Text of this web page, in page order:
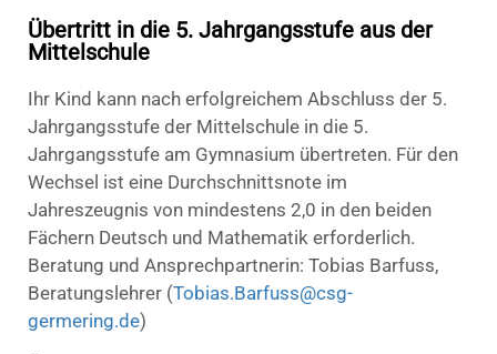
Übertritt in die 5. Jahrgangsstufe aus der
Mittelschule
Ihr Kind kann nach erfolgreichem Abschluss der 5.
Jahrgangsstufe der Mittelschule in die 5.
Jahrgangsstufe am Gymnasium übertreten. Für den
Wechsel ist eine Durchschnittsnote im
Jahreszeugnis von mindestens 2,0 in den beiden
Fächern Deutsch und Mathematik erforderlich.
Beratung und Ansprechpartnerin: Tobias Barfuss,
Beratungslehrer (Tobias.Barfuss@csg-
germering.de)